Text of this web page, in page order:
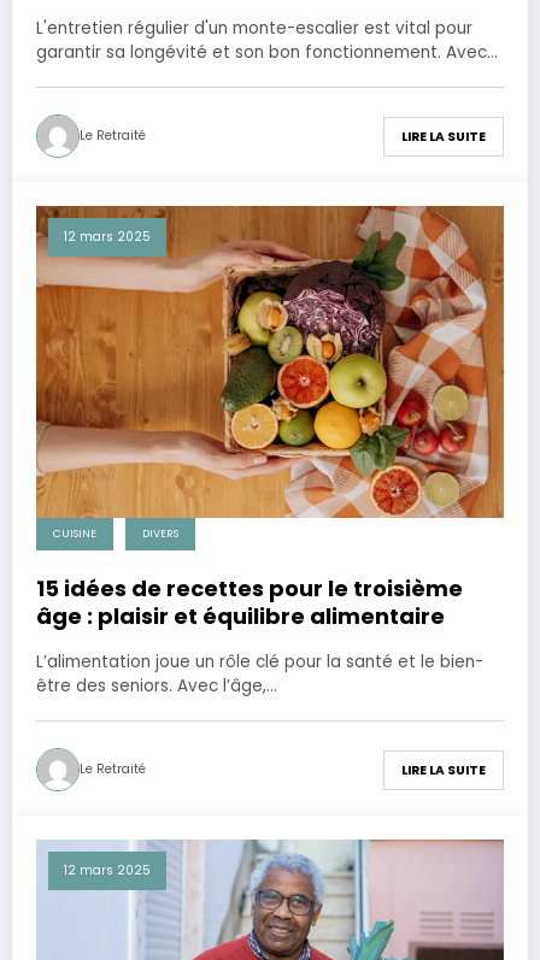
L'entretien régulier d'un monte-escalier est vital pour
garantir sa longévité et son bon fonctionnement. Avec…
Le Retraité LIRE LA SUITE
12 mars 2025
CUISINE DIVERS
15 idées de recettes pour le troisième
âge : plaisir et équilibre alimentaire
L’alimentation joue un rôle clé pour la santé et le bien-
être des seniors. Avec l’âge,…
Le Retraité LIRE LA SUITE
12 mars 2025